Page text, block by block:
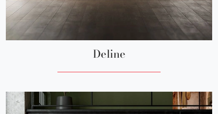
Deline